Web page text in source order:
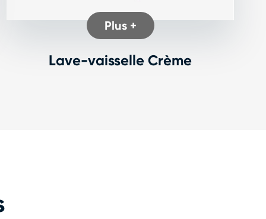
Plus +
Lave-vaisselle Crème